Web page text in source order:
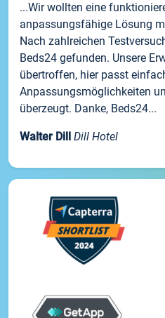
...Wir wollten eine
anpassungsfähige Lösung
Nach zahlreichen
Beds24 gefunden. Unsere
übertroffen, hier passt
Anpassungsmöglichkeiten
überzeugt. Danke, Beds24...
Walter Dill Dill Hotel